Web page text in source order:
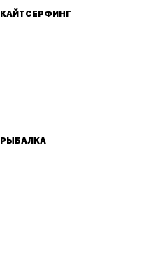
КАЙТСЕРФИНГ
РЫБАЛКА